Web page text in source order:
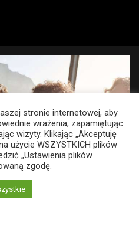
stronie internetowej, aby
wrażenia, zapamiętując
wizyty. Klikając „Akceptuję
użycie WSZYSTKICH plików
„Ustawienia plików
zgodę.